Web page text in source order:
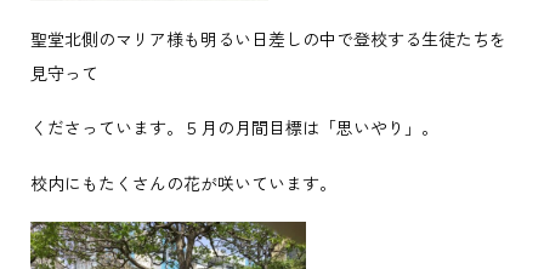
聖堂北側のマリア様も明るい日差しの中で登校する生徒たちを
見守って
くださっています。５月の月間目標は「思いやり」。
校内にもたくさんの花が咲いています。